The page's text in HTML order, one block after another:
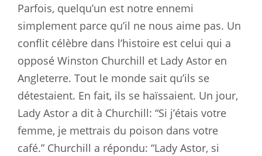
Parfois, quelqu’un est notre ennemi
simplement parce qu’il ne nous aime pas. Un
conflit célèbre dans l’histoire est celui qui a
opposé Winston Churchill et Lady Astor en
Angleterre. Tout le monde sait qu’ils se
détestaient. En fait, ils se haïssaient. Un jour,
Lady Astor a dit à Churchill: “Si j’étais votre
femme, je mettrais du poison dans votre
café.” Churchill a répondu: “Lady Astor, si